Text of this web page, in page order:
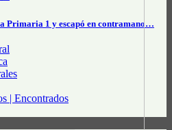
Primaria 1 y escapó en contramano…
| Encontrados